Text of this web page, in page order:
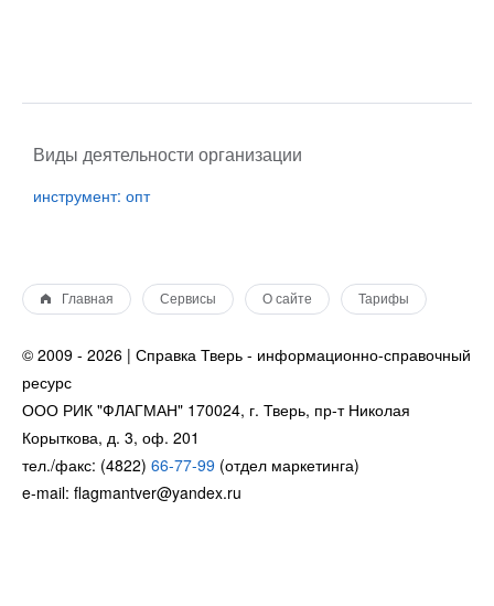
Виды деятельности организации
инструмент: опт
Главная Сервисы О сайте Тарифы
© 2009 - 2026 | Справка Тверь - информационно-справочный
ресурс
ООО РИК "ФЛАГМАН" 170024, г. Тверь, пр-т Николая
Корыткова, д. 3, оф. 201
тел./факс: (4822) 66-77-99 (отдел маркетинга)
e-mail: flagmantver@yandex.ru